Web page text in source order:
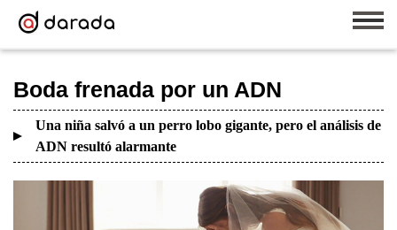
Boda frenada por un ADN
Una niña salvó a un perro lobo gigante, pero el análisis de
ADN resultó alarmante